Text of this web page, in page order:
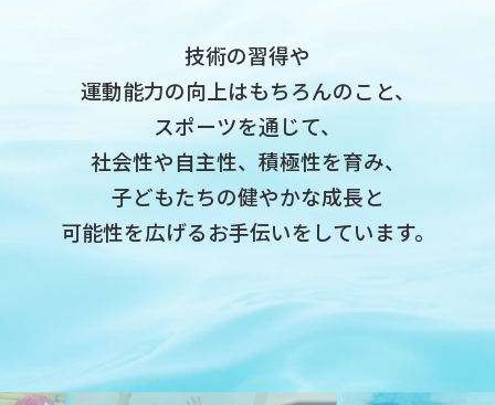
技術の習得や
運動能力の向上はもちろんのこと、
スポーツを通じて、
社会性や自主性、積極性を育み、
子どもたちの健やかな成長と
可能性を広げるお手伝いをしています。